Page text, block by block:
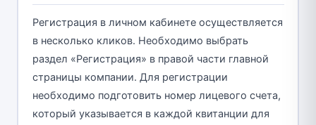
Регистрация в личном кабинете осуществляется
в несколько кликов. Необходимо выбрать
раздел «Регистрация» в правой части главной
страницы компании. Для регистрации
необходимо подготовить номер лицевого счета,
который указывается в каждой квитанции для